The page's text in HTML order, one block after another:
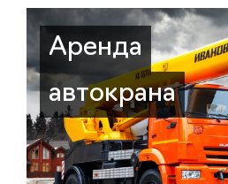
Аренда
автокрана